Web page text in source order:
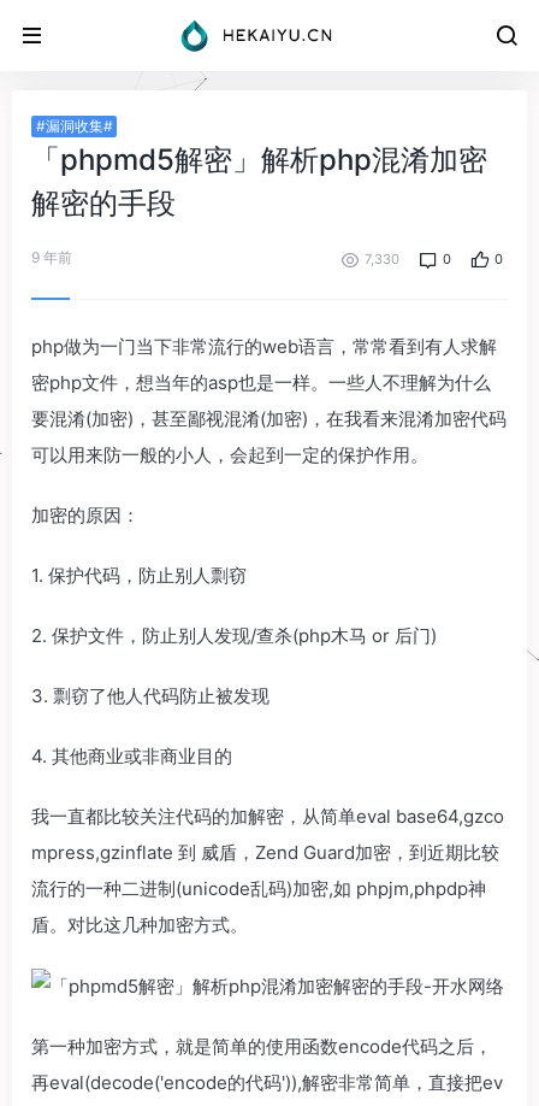
#漏洞收集#
「phpmd5解密」解析php混淆加密
解密的手段
9 年前 7,330 0 0
php做为一门当下非常流行的web语言，常常看到有人求解
密php文件，想当年的asp也是一样。一些人不理解为什么
要混淆(加密)，甚至鄙视混淆(加密)，在我看来混淆加密代码
可以用来防一般的小人，会起到一定的保护作用。
加密的原因：
1. 保护代码，防止别人剽窃
2. 保护文件，防止别人发现/查杀(php木马 or 后门)
3. 剽窃了他人代码防止被发现
4. 其他商业或非商业目的
我一直都比较关注代码的加解密，从简单eval base64,gzco
mpress,gzinflate 到 威盾，Zend Guard加密，到近期比较
流行的一种二进制(unicode乱码)加密,如 phpjm,phpdp神
盾。对比这几种加密方式。
第一种加密方式，就是简单的使用函数encode代码之后，
再eval(decode('encode的代码')),解密非常简单，直接把ev